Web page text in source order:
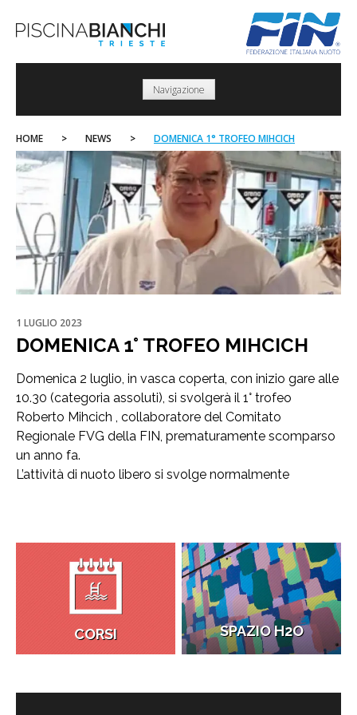
to
Navigazione
HOME > NEWS > DOMENICA 1° TROFEO MIHCICH
1 LUGLIO 2023
DOMENICA 1° TROFEO MIHCICH
Domenica 2 luglio, in vasca coperta, con inizio gare alle
10.30 (categoria assoluti), si svolgerà il 1° trofeo
Roberto Mihcich , collaboratore del Comitato
Regionale FVG della FIN, prematuramente scomparso
un anno fa.
L’attività di nuoto libero si svolge normalmente
CORSI SPAZIO H2O